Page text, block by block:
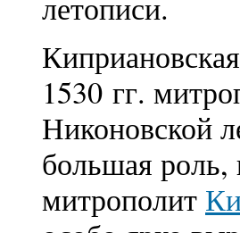
1530 гг.
Никоновской
большая роль,
митрополит